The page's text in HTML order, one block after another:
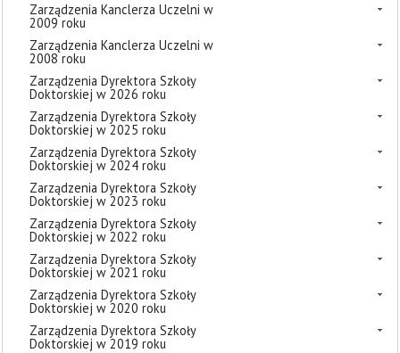
Zarządzenia Kanclerza Uczelni w
2009 roku
Zarządzenia Kanclerza Uczelni w
2008 roku
Zarządzenia Dyrektora Szkoły
Doktorskiej w 2026 roku
Zarządzenia Dyrektora Szkoły
Doktorskiej w 2025 roku
Zarządzenia Dyrektora Szkoły
Doktorskiej w 2024 roku
Zarządzenia Dyrektora Szkoły
Doktorskiej w 2023 roku
Zarządzenia Dyrektora Szkoły
Doktorskiej w 2022 roku
Zarządzenia Dyrektora Szkoły
Doktorskiej w 2021 roku
Zarządzenia Dyrektora Szkoły
Doktorskiej w 2020 roku
Zarządzenia Dyrektora Szkoły
Doktorskiej w 2019 roku